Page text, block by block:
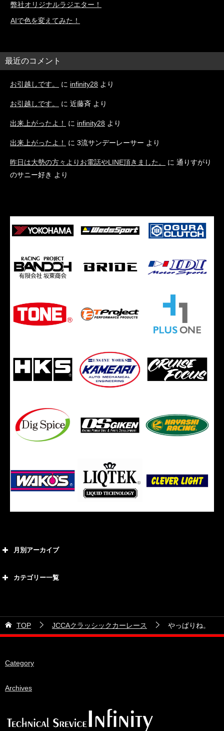
弊社オリジナルラジエター！
AIで色を変えてみた！
最近のコメント
お引越しです。 に infinity28 より
お引越しです。 に 近藤斉 より
出来上がったよ！ に infinity28 より
出来上がったよ！ に 3流サンデーレーサー より
昨日は大勢の方々よりお電話やLINE頂きました。 に 通りすがり
のサニー好き より
月別アーカイブ
2026年5月
2026年4月
2026年2月
2025年11月
カテゴリー一覧
21号車
28号車
TOP JCCAクラッシックカーレース やっぱりね。
Category
Archives